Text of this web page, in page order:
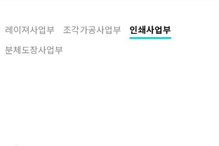
레이져사업부 조각가공사업부
인쇄사업부
분체도장사업부